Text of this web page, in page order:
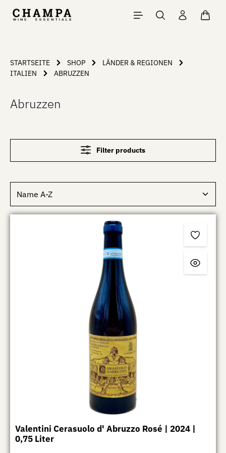
Skip to main content
STARTSEITE SHOP
LÄNDER & REGIONEN
ITALIEN
ABRUZZEN
Abruzzen
Filter products
Valentini Cerasuolo d' Abruzzo Rosé | 2024 |
0,75 Liter